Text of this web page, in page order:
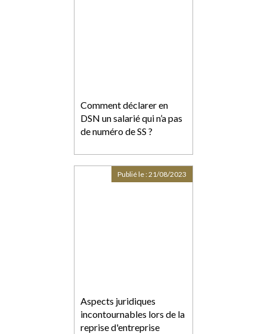
Comment déclarer en
DSN un salarié qui n’a pas
de numéro de SS ?
Aspects juridiques
incontournables lors de la
reprise d'entreprise
Publié le :21/08/2023